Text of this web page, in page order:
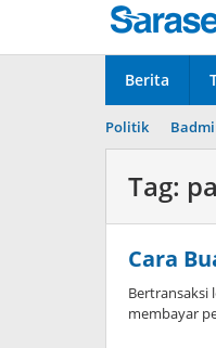
konten
Berita
Politik
Tag:
Cara
Bertransaksi
membayar